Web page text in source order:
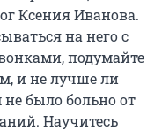
Ксения Иванова.
на него с
подумайте
и не лучше ли
не было больно от
Научитесь